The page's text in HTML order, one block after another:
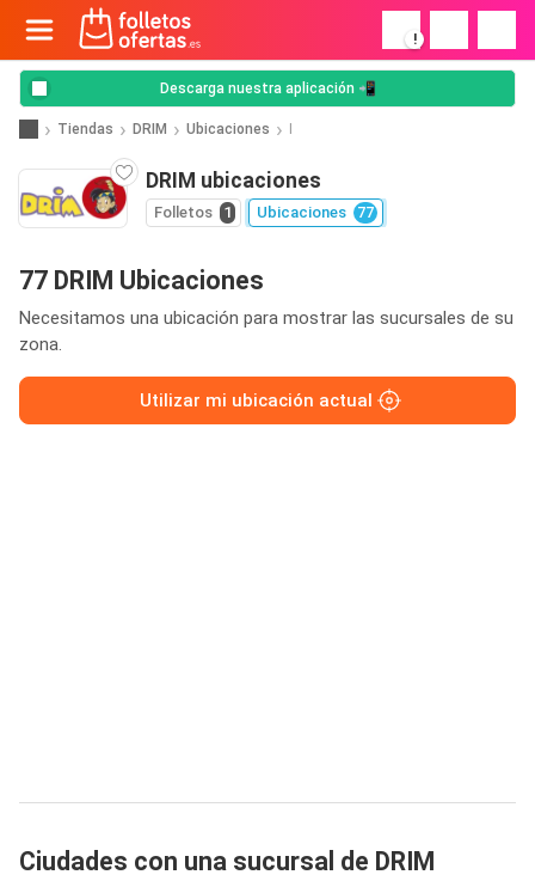
!
Descarga nuestra aplicación 📲
Tiendas DRIM Ubicaciones I
DRIM ubicaciones
Folletos 1 Ubicaciones 77
77 DRIM Ubicaciones
Necesitamos una ubicación para mostrar las sucursales de su
zona.
Utilizar mi ubicación actual
Ciudades con una sucursal de DRIM